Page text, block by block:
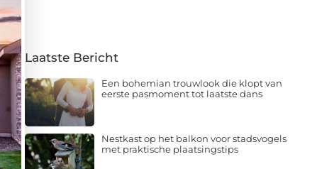
Laatste Bericht
Een bohemian trouwlook die klopt van
eerste pasmoment tot laatste dans
Nestkast op het balkon voor stadsvogels
met praktische plaatsingstips